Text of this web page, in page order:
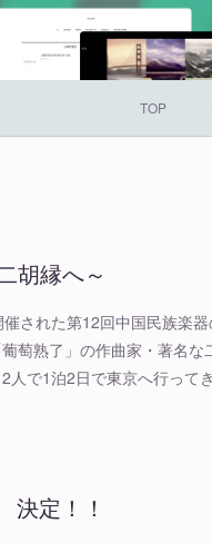
TOP
胡縁へ～
された第12回中国民族楽
萄熟了」の作曲家・著名な
人で1泊2日で東京へ行って
決定！！